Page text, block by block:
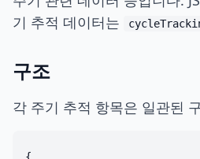
기 추적 데이터는
구조
각 주기 추적 항목은 일관된